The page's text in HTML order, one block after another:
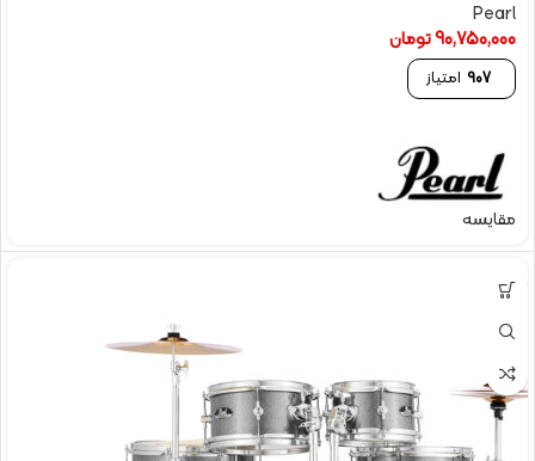
Pearl
90,750,000تومان
907 امتیاز
مقایسه